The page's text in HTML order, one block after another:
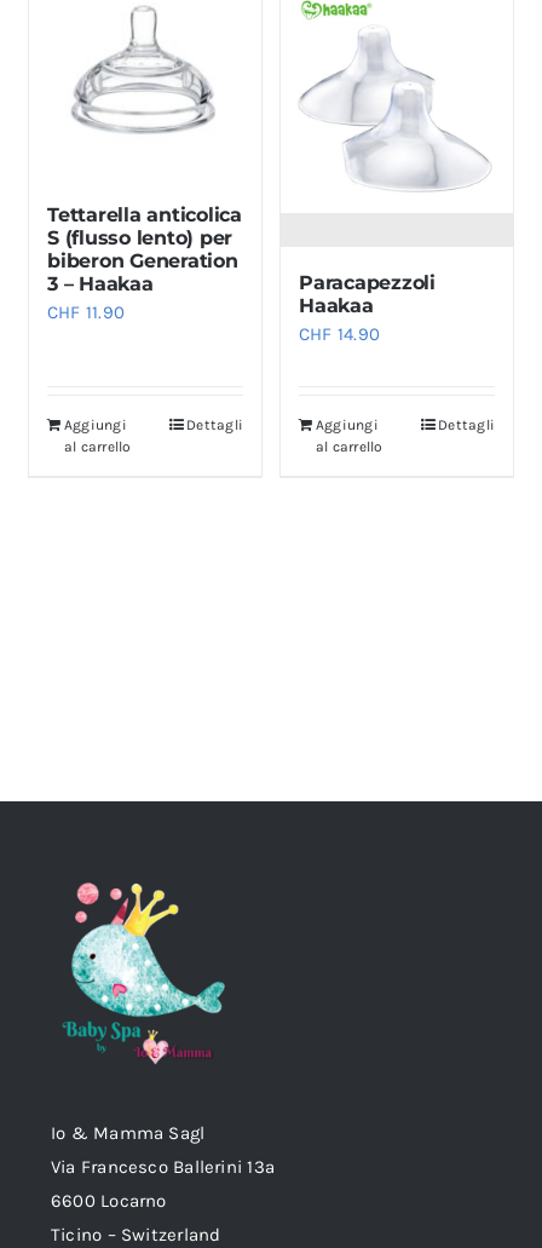
Tettarella anticolica
S (flusso lento) per
biberon Generation
3 – Haakaa
CHF 11.90
Aggiungi
al carrello
Dettagli
Paracapezzoli
Haakaa
CHF 14.90
Aggiungi
al carrello
Dettagli
Io & Mamma Sagl
Via Francesco Ballerini 13a
6600 Locarno
Ticino – Switzerland